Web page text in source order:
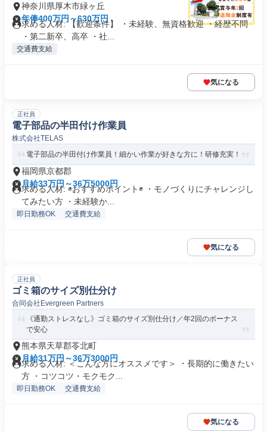
神奈川県厚木市緑ヶ丘
年俸400万円～630万円
求める人材: 【歓迎条件】 ・未経験、無資格歓迎 ・経歴不問
・第二新卒、高卒 ・社...
交通費支給
気になる
正社員
電子部品の半田付け作業員
株式会社TELAS
電子部品の半田付け作業員！細かい作業が好きな方に！研修充実！
福岡県京都郡
月給33万円～36万5000円
求める人材: ◉おすすめポイント◉ ・モノづくりにチャレンジし
てみたい方 ・未経験か...
即日勤務OK 交通費支給
気になる
正社員
ゴミ箱のサイズ別仕分け
合同会社Evergreen Partners
《通勤ストレスなし》ゴミ箱のサイズ別仕分け／年2回のボーナス
で安心
熊本県天草郡苓北町
月給31万円～36万3000円
求める人材: ＜こんな方にオススメです＞ ・長期的に働きたい
方 ・コツコツ・モクモク...
即日勤務OK 交通費支給
気になる